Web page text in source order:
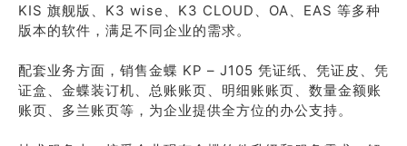
KIS 旗舰版、K3 wise、K3 CLOUD、OA、EAS 等多种
版本的软件，满足不同企业的需求。
配套业务方面，销售金蝶 KP – J105 凭证纸、凭证皮、凭
证盒、金蝶装订机、总账账页、明细账账页、数量金额账
账页、多兰账页等，为企业提供全方位的办公支持。